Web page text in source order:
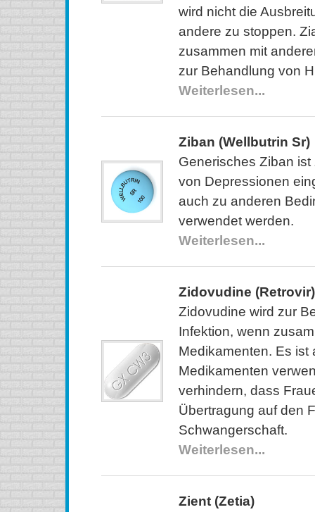
wird nicht die
andere zu stoppen.
zusammen mit
zur Behandlung von
Weiterlesen...
Ziban (Wellbutrin Sr)
Generisches Ziban
von Depressionen
auch zu anderen
verwendet werden.
Weiterlesen...
Zidovudine (Retrovir)
Zidovudine wird zur
Infektion, wenn
Medikamenten. Es ist
Medikamenten
verhindern, dass
Übertragung auf den
Schwangerschaft.
Weiterlesen...
Zient (Zetia)